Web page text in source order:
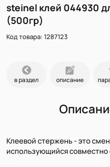
steinel клей 044930
(500гр)
Код товара: 1287123
в раздел описание
Клеевой стержень - это
использующийся